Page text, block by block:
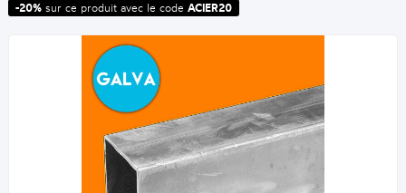
-20%sur ce produit avec le code ACIER20